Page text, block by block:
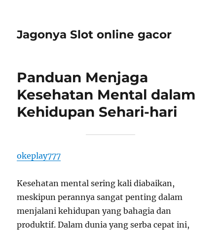
Jagonya Slot online gacor
Panduan Menjaga
Kesehatan Mental dalam
Kehidupan Sehari-hari
okeplay777
Kesehatan mental sering kali diabaikan,
meskipun perannya sangat penting dalam
menjalani kehidupan yang bahagia dan
produktif. Dalam dunia yang serba cepat ini,